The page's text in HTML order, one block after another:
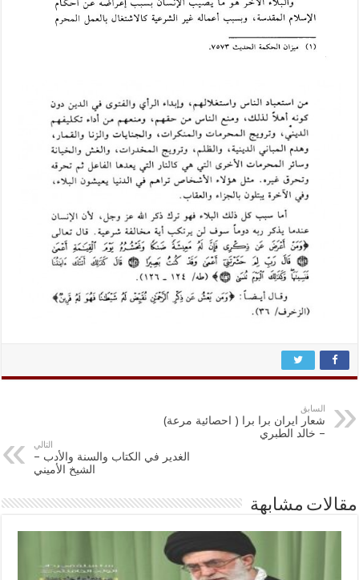
السابق
شعار ايران برا برا ( احصائية مرعة)
– خالد الطبري
التالي
الغدير في الكتاب والسنة والأدب –
الشيخ الأميني
مقالات مشابهة